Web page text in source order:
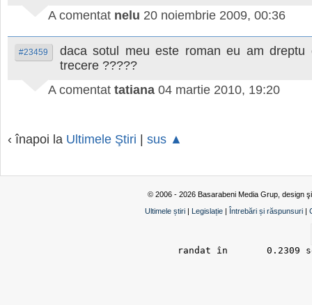
A comentat nelu 20 noiembrie 2009, 00:36
#23459
daca sotul meu este roman eu am dreptu
trecere ?????
A comentat tatiana 04 martie 2010, 19:20
‹ înapoi la Ultimele Ştiri sus ▲
© 2006 - 2026 Basarabeni Media Grup, design
Ultimele știri
Legislație Întrebări și răspunsuri
randat în